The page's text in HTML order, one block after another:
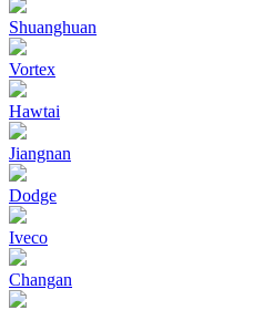
Shuanghuan
Vortex
Hawtai
Jiangnan
Dodge
Iveco
Changan